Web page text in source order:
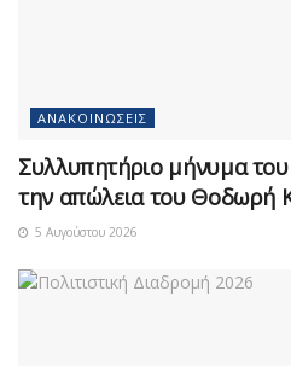
ΑΝΑΚΟΙΝΏΣΕΙΣ
Συλλυπητήριο μήνυμα
την απώλεια του Θοδωρή
5 Αυγούστου 2026